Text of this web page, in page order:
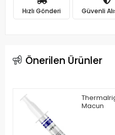
Hızlı Gönderi Güvenli
Önerilen Ürünler
Macun